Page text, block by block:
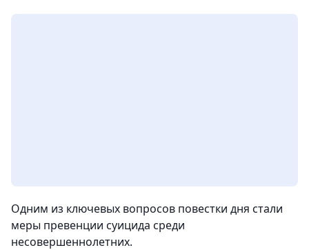
Одним из ключевых вопросов повестки дня стали
меры превенции суицида среди
несовершеннолетних.